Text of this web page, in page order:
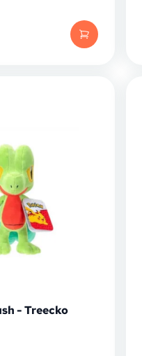
- Treecko